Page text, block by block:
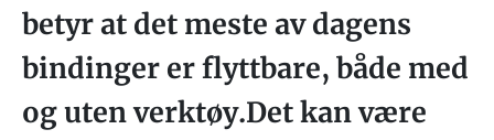
betyr at det meste av dagens
bindinger er flyttbare, både med
og uten verktøy.Det kan være